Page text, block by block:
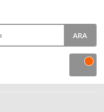
ARA